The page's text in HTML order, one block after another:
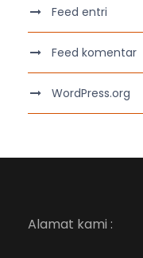
Feed entri
Feed komentar
WordPress.org
Alamat kami :